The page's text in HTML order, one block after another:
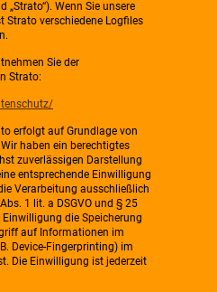
„Strato“). Wenn Sie unsere
Strato verschiedene Logfiles
Sie der
Strato:
erfolgt auf Grundlage von
haben ein berechtigtes
zuverlässigen Darstellung
entsprechende Einwilligung
Verarbeitung ausschließlich
1 lit. a DSGVO und § 25
Einwilligung die Speicherung
auf Informationen im
Device-Fingerprinting) im
Die Einwilligung ist jederzeit